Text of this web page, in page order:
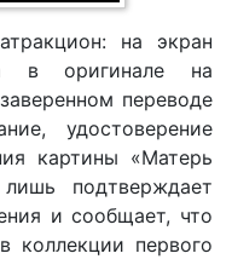
на экран
в оригинале на
переводе
удостоверение
картины «Матерь
подтверждает
и сообщает, что
коллекции первого